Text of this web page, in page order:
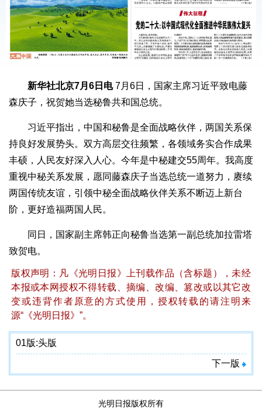
新华社北京7月6日电7月6日，国家主席习近平致电藤
森庆子，祝贺她当选秘鲁共和国总统。
习近平指出，中国和秘鲁是全面战略伙伴，两国关系保
持良好发展势头。双方高层交往频繁，各领域务实合作成果
丰硕，人民友好深入人心。今年是中秘建交55周年。我高度
重视中秘关系发展，愿同藤森庆子当选总统一道努力，赓续
两国传统友谊，引领中秘全面战略伙伴关系不断迈上新台
阶，更好造福两国人民。
同日，国家副主席韩正向秘鲁当选第一副总统加拉雷塔
致贺电。
版权声明：凡《光明日报》上刊载作品（含标题），未经
本报或本网授权不得转载、摘编、改编、篡改或以其它改
变或违背作者原意的方式使用，授权转载的请注明来
源“《光明日报》”。
01版:头版
下一版
光明日报版权所有